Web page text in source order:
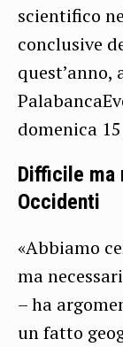
scientifico
conclusive
quest’anno,
domenica
Difficile ma
Occidenti
«Abbiamo
ma
– ha
un fatto